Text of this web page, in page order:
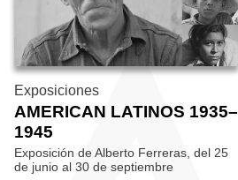
Exposiciones
AMERICAN LATINOS 1935–
1945
Exposición de Alberto Ferreras, del 25
de junio al 30 de septiembre